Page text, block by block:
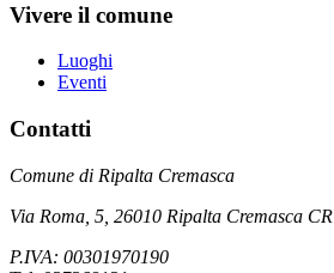
Vivere il comune
Luoghi
Eventi
Contatti
Comune di Ripalta Cremasca
Via Roma, 5, 26010 Ripalta Cremasca CR
P.IVA: 00301970190